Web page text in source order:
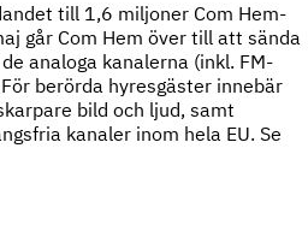
till 1,6 miljoner Com Hem-
går Com Hem över till att sända
analoga kanalerna (inkl. FM-
berörda hyresgäster innebär
bild och ljud, samt
kanaler inom hela EU. Se